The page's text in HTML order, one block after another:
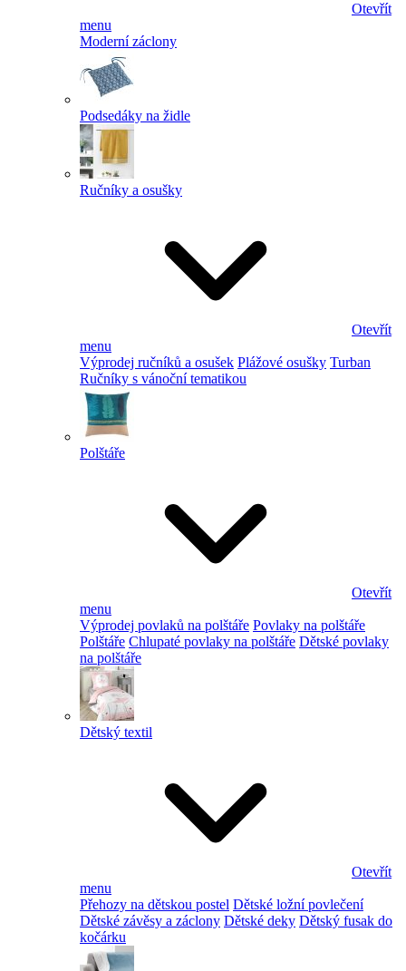
Otevřít
menu
Moderní záclony
Podsedáky na židle
Ručníky a osušky
Otevřít
menu
Výprodej ručníků a osušek Plážové osušky Turban
Ručníky s vánoční tematikou
Polštáře
Otevřít
menu
Výprodej povlaků na polštáře Povlaky na polštáře
Polštáře Chlupaté povlaky na polštáře Dětské povlaky
na polštáře
Dětský textil
Otevřít
menu
Přehozy na dětskou postel Dětské ložní povlečení
Dětské závěsy a záclony Dětské deky Dětský fusak do
kočárku